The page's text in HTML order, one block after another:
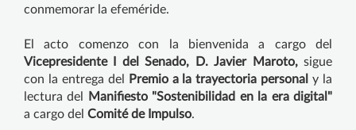
conmemorar la efeméride.
El acto comenzo con la bienvenida a cargo del
Vicepresidente I del Senado, D. Javier Maroto,sigue
con la entrega del
Premio a la trayectoria personal y la
lectura del
Manifiesto "Sostenibilidad en la era digital"
a cargo del Comité de Impulso.